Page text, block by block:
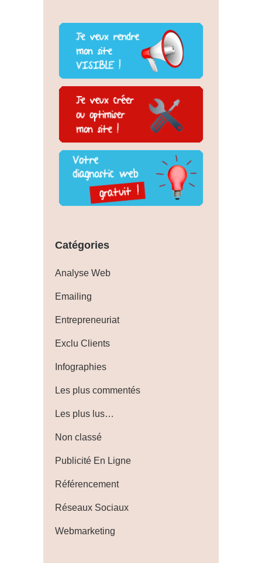
Catégories
Analyse Web
Emailing
Entrepreneuriat
Exclu Clients
Infographies
Les plus commentés
Les plus lus…
Non classé
Publicité En Ligne
Référencement
Réseaux Sociaux
Webmarketing